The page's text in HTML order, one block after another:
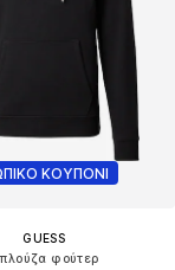
ΚΟΥΠΟΝΙ
GUESS
φούτερ